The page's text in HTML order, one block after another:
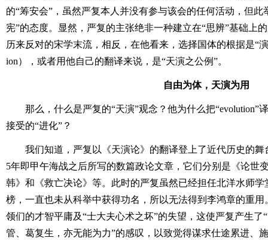
的“筹安会”，虽然严复本人并没有参与该会的任何活动，但此
宪”的态度。显然，严复的主张绝非一种建立在“思辨”基础上
历来反对的宋学末流，相反，在他看来，选择国体的根据是“
ion），或者用他自己的翻译来说，是“天演之公例”。
自由为体，天演为用
那么，什么是严复的“天演”观念？他为什么把“evolution”
接受的“进化”？
我们知道，严复以《天演论》的翻译登上了近代历史的舞
5年即甲午海战之后所写的数篇政论文章，它们分别是《论世
韩》和《救亡决论》等。此时的严复虽然已经担任北洋水师
榜，一直也未从科举中获得功名，所以无法得到李鸿章的重
领们的才智平庸及“士大夫心术之坏”的失望，这使严复产生了
管、葛复生，亦无能为力”的感叹，以致觉得谋求仕途累进、